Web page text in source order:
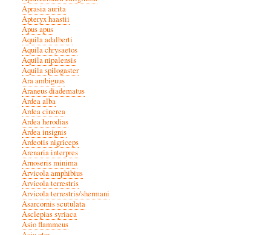
Aprasia aurita
Apteryx haastii
Apus apus
Aquila adalberti
Aquila chrysaetos
Aquila nipalensis
Aquila spilogaster
Ara ambiguus
Araneus diadematus
Ardea alba
Ardea cinerea
Ardea herodias
Ardea insignis
Ardeotis nigriceps
Arenaria interpres
Arnoseris minima
Arvicola amphibius
Arvicola terrestris
Arvicola terrestris/shermani
Asarcornis scutulata
Asclepias syriaca
Asio flammeus